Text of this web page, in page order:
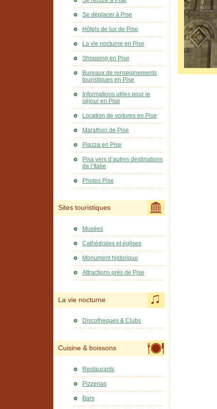
Se déplacer à Pise
Hôtels de lux de Pise
La vie nocturne en Pise
Shopping en Pise
Bureaux de renseignements
touristiques en Pise
Informations utiles pour le
séjour en Pise
Location de voitures en Pise
Marathon de Pise
Piazza en Pise
Pisa vers d’autres destinations
de l’Italie
Photos Pise
Sites touristiques
Musées
Cathédrales et églises
Monument historique
Attractions près de Pise
La vie nocturne
Discotheques & Clubs
Cuisine & boissons
Restaurants
Pizzerias
Bars